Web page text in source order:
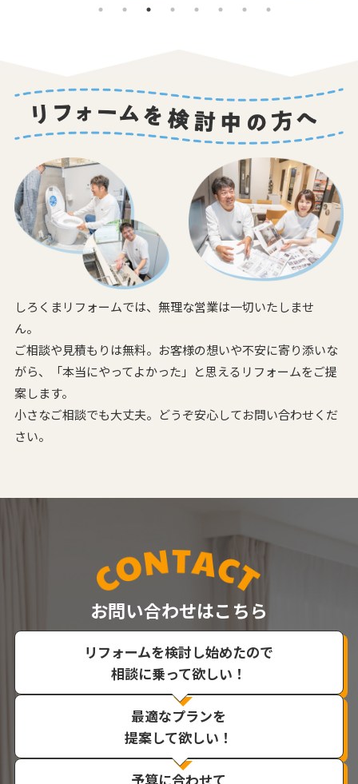
しろくまリフォームでは、無理な営業は一切いたしませ
ん。
ご相談や見積もりは無料。お客様の想いや不安に寄り添いな
がら、
「本当にやってよかった」と思えるリフォームをご提
案します。
小さなご相談でも大丈夫。どうぞ安心してお問い合わせくだ
さい。
お問い合わせはこちら
リフォームを検討し始めたので
相談に乗って欲しい！
最適なプランを
提案して欲しい！
予算に合わせて